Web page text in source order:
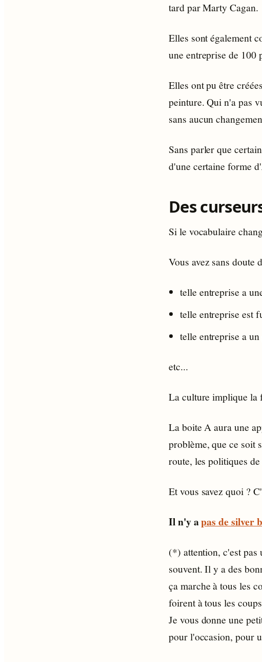
tard par Marty Cagan.
Elles sont également
une entreprise de 100
Elles ont pu être
peinture. Qui n'a pas
sans aucun
Sans parler que
d'une certaine forme d'
Des
Si le vocabulaire
Vous avez sans doute
telle entreprise a
telle entreprise est
telle entreprise a
etc...
La culture implique la
La boite A aura une
problème, que ce soit
route, les politiques
Et vous savez quoi ?
Il n'y apas de silver
(*) attention, c'est pas
souvent. Il y a des
ça marche à tous les
foirent à tous les
Je vous donne une
pour l'occasion, pour